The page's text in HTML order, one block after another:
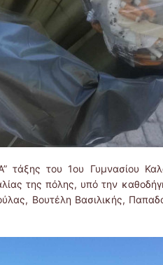
τάξης του 1ου Γυμνασίου
της πόλης, υπό την
Βουτέλη Βασιλικής,